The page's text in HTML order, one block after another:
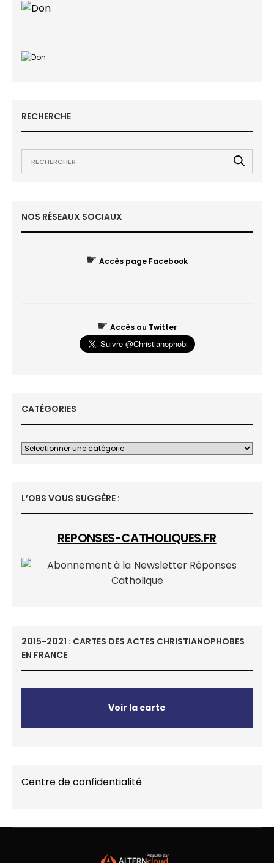
RECHERCHE
NOS RÉSEAUX SOCIAUX
☛ Accès page Facebook
☛ Accès au Twitter
CATÉGORIES
L’OBS VOUS SUGGÈRE :
REPONSES-CATHOLIQUES.FR
2015-2021 : CARTES DES ACTES CHRISTIANOPHOBES
EN FRANCE
Voir la carte
Centre de confidentialité